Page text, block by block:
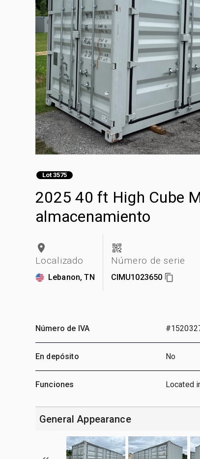
Lot 3575
2025 40 ft High Cube
almacenamiento
Localizado
Lebanon, TN
Número de serie
CIMU1023650
Número de IVA
En depósito No
Funciones Located
General Appearance